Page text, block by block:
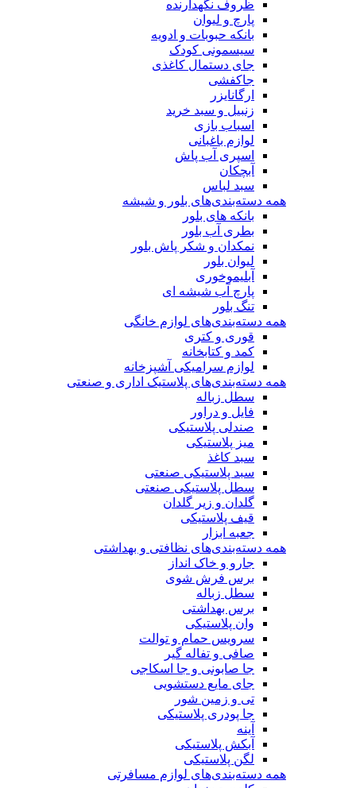
ظروف نگهدارنده
پارچ و لیوان
بانکه حبوبات و ادویه
سیسمونی کودک
جای دستمال کاغذی
جاکفشی
ارگانایزر
زنبیل و سبد خرید
اسباب بازی
لوازم باغبانی
اسپری آب پاش
آبچکان
سبد لباس
همه دسته‌بندی‌های بلور و شیشه
بانکه های بلور
بطری آب بلور
نمکدان و شکر پاش بلور
لیوان بلور
آبلیموخوری
پارچ آب شیشه ای
تنگ بلور
همه دسته‌بندی‌های لوازم خانگی
قوری و کتری
کمد و کتابخانه
لوازم سرامیکی آشپزخانه
همه دسته‌بندی‌های پلاستیک اداری و صنعتی
سطل زباله
فایل و دراور
صندلی پلاستیکی
میز پلاستیکی
سبد کاغذ
سبد پلاستیکی صنعتی
سطل پلاستیکی صنعتی
گلدان و زیر گلدان
قیف پلاستیکی
جعبه ابزار
همه دسته‌بندی‌های نظافتی و بهداشتی
جارو و خاک انداز
برس فرش شوی
سطل زباله
برس بهداشتی
وان پلاستیکی
سرویس حمام و توالت
صافی و تفاله گیر
جا صابونی و جا اسکاجی
جای مایع دستشویی
تی و زمین شور
جا پودری پلاستیکی
آینه
آبکش پلاستیکی
لگن پلاستیکی
همه دسته‌بندی‌های لوازم مسافرتی